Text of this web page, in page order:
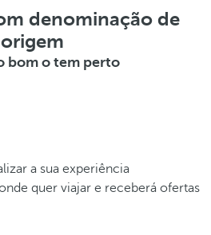
denominação de
origem
bom o tem perto
a sua experiência
quer viajar e receberá ofertas